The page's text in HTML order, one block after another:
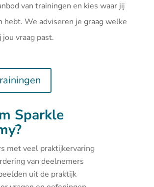
van trainingen en kies waar jij
hebt. We adviseren je graag welke
vraag past.
Sparkle
met veel praktijkervaring
van deelnemers
uit de praktijk